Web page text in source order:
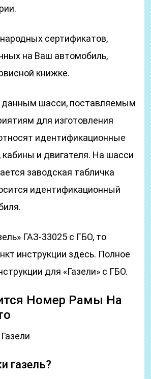
сертификатов,
на Ваш автомобиль,
книжке.
шасси, поставляемым
для изготовления
идентификационные
и двигателя. На шасси
заводская табличка
идентификационный
ГАЗ-33025 с ГБО, то
инструкции здесь. Полное
для «Газели» с ГБО.
Номер Рамы На
газель?